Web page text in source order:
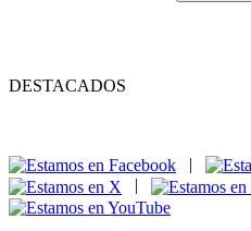
DESTACADOS
|
|